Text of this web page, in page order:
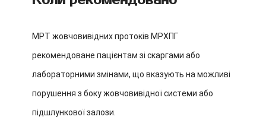
МРТ жовчовивідних протоків МРХПГ
рекомендоване пацієнтам зі скаргами або
лабораторними змінами, що вказують на можливі
порушення з боку жовчовивідної системи або
підшлункової залози.